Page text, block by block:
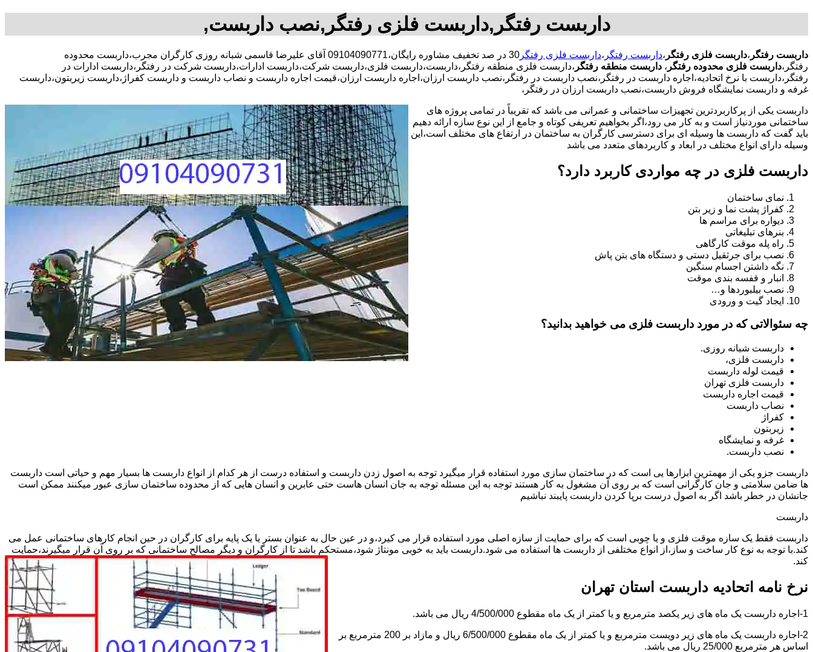
داربست رفتگر,داربست فلزی رفتگر,نصب داربست,
داربست رفتگر ،داربست فلزی رفتگر ،داربست رفتگر ،داربست فلزی رفتگر
30 در صد تخفیف مشاوره رایگان،09104090771 آقای علیرضا قاسمی شبانه روزی کارگران مجرب،داربست محدوده
رفتگر،داربست فلزی محدوده رفتگر ، داربست منطقه رفتگر ،داربست فلزی منطقه رفتگر،داربست،داربست فلزی،داربست شرکت،داربست ادارات،داربست شرکت در رفتگر،داربست ادارات در
رفتگر،داربست با نرخ اتحادیه،اجاره داربست در رفتگر،نصب داربست در رفتگر،نصب داربست ارزان،اجاره داربست ارزان،قیمت اجاره داربست و نصاب داربست و داربست کفراژ،داربست زیربتون،داربست
غرفه و داربست نمایشگاه فروش داربست،نصب داربست ارزان در رفتگر،
داربست یکی از پرکاربردترین تجهیزات ساختمانی و عمرانی می باشد که تقریباً در تمامی پروژه های
ساختمانی موردنیاز است و به کار می رود،اگر بخواهیم تعریفی کوتاه و جامع از این نوع سازه ارائه دهیم
باید گفت که داربست ها وسیله ای برای دسترسی کارگران به ساختمان در ارتفاع های مختلف است،این
وسیله دارای انواع مختلف در ابعاد و کاربردهای متعدد می باشد
داربست فلزی در چه مواردی کاربرد دارد؟
نمای ساختمان
کفراژ پشت نما و زیر بتن
دیواره برای مراسم ها
بنرهای تبلیغاتی
راه پله موقت کارگاهی
نصب برای جرثقیل دستی و دستگاه های بتن پاش
نگه داشتن اجسام سنگین
انبار و قفسه بندی موقت
نصب بیلبوردها و…
ایجاد گیت و ورودی
چه سئوالاتی که در مورد داربست فلزی می خواهید بدانید؟
داربست شبانه روزی.
داربست فلزی،
قیمت لوله داربست
داربست فلزی تهران
قیمت اجاره داربست
نصاب داربست
کفراژ
زیربتون
غرفه و نمایشگاه
نصب داربست.
داربست جزو یکی از مهمترین ابزارها یی است که در ساختمان سازی مورد استفاده قرار میگیرد توجه به اصول زدن داربست و استفاده درست از هر کدام از انواع داربست ها بسیار مهم و حیاتی است داربست
ها ضامن سلامتی و جان کارگرانی است که بر روی آن مشغول به کار هستند توجه به این مسئله توجه به جان انسان هاست حتی عابرین و انسان هایی که از محدوده ساختمان سازی عبور میکنند ممکن است
جانشان در خطر باشد اگر به اصول درست برپا کردن داربست پایبند نباشیم
داربست
داربست فقط یک سازه موقت فلزی و یا چوبی است که برای حمایت از سازه اصلی مورد استفاده قرار می کیرد،و در عین حال به عنوان بستر یا یک پایه برای کارگران در حین انجام کارهای ساختمانی عمل می
کند.با توجه به نوع کار ساخت و ساز،از انواع مختلفی از داربست ها استفاده می شود.داربست باید به خوبی مونتاژ شود،مستحکم باشد تا از کارگران و دیگر مصالح ساختمانی که بر روی آن قرار میگیرند،حمایت
کند.
نرخ نامه اتحادیه داربست استان تهران
1-اجاره داربست یک ماه های زیر یکصد مترمربع و یا کمتر از یک ماه مقطوع 4/500/000 ریال می باشد.
2-اجاره داربست یک ماه های زیر دویست مترمربع و یا کمتر از یک ماه مقطوع 6/500/000 ریال و مازاد بر 200 مترمربع بر
اساس هر مترمربع 25/000 ریال می باشد.